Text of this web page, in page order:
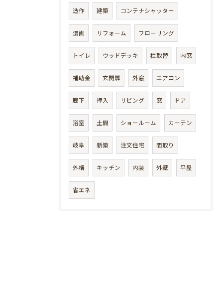
造作 建築 コンテナシャッター
漫画 リフォーム フローリング
トイレ ウッドデッキ 柱取替 内窓
補助金 玄関扉 外窓 エアコン
廊下 押入 リビング 窓 ドア
浴室 土間 ショールーム カーテン
岐阜 新築 注文住宅 間取り
外構 キッチン 内装 外壁 平屋
省エネ